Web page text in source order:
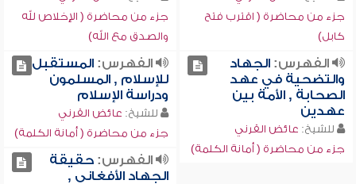
جزء من محاضرة ( اقترب فتح
كابل)
جزء من محاضرة ( الإخلاص لله
والصدق مع الله)
الفهرس:الجهاد
والتضحية في عهد
الصحابة , الأمة بين
عهدين
للشيخ: عائض القرني
جزء من محاضرة ( أمانة الكلمة)
الفهرس:المستقبل
للإسلام , المسلمون
ودراسة الإسلام
للشيخ: عائض القرني
جزء من محاضرة ( أمانة الكلمة)
الفهرس:حقيقة
الجهاد الأفغاني ,